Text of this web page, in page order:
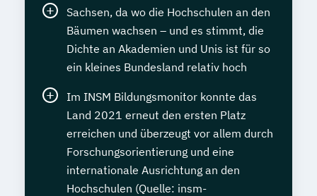
Sachsen, da wo die Hochschulen an den
Bäumen wachsen – und es stimmt, die
Dichte an Akademien und Unis ist für so
ein kleines Bundesland relativ hoch
Im INSM Bildungsmonitor konnte das
Land 2021 erneut den ersten Platz
erreichen und überzeugt vor allem durch
Forschungsorientierung und eine
internationale Ausrichtung an den
Hochschulen (Quelle: insm-